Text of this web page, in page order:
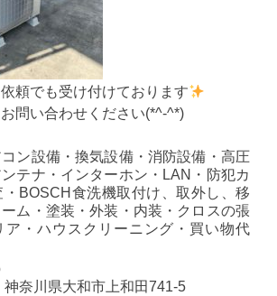
頼でも受け付けております
問い合わせください(*^-^*)
ン設備・換気設備・消防設備・高圧
テナ・インターホン・LAN・防犯カ
・BOSCH食洗機取付け、取外し、移
ム・塗装・外装・内装・クロスの張
ア・ハウスクリーニング・買い物代
川県大和市上和田741-5